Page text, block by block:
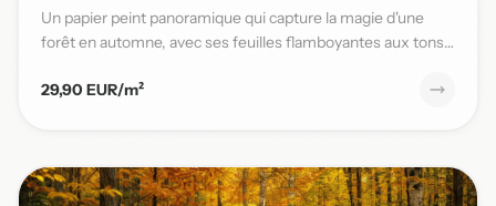
Un papier peint panoramique qui capture la magie d'une
forêt en automne, avec ses feuilles flamboyantes aux tons
29,90 EUR/m²